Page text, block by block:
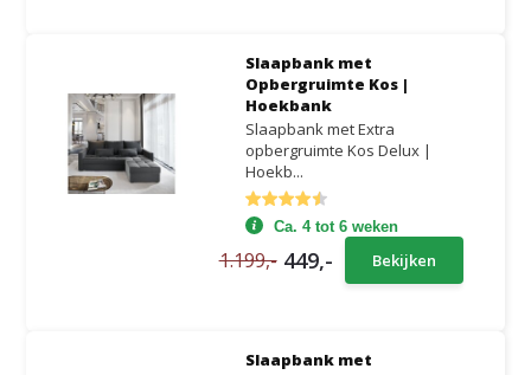
Slaapbank met
Opbergruimte Kos |
Hoekbank
Slaapbank met Extra
opbergruimte Kos Delux |
Hoekb...
Ca. 4 tot 6 weken
1.199,- 449,- Bekijken
Slaapbank met